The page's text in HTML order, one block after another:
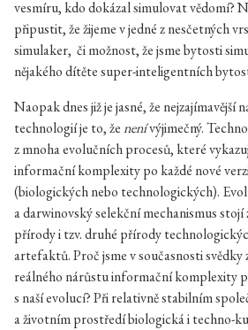
vesmíru, kdo dokázal simulovat vědomí?
připustit, že žijeme v jedné z nesčetných
simulaker, či možnost, že jsme bytosti
nějakého dítěte super-inteligentních
Naopak dnes již je jasné, že nejzajímavější
technologií je to, ženenívýjimečný.
z mnoha evolučních procesů, které
informační komplexity po každé nové
(biologických nebo technologických).
a darwinovský selekční mechanismus stojí
přírody i tzv. druhé přírody
artefaktů. Proč jsme v současnosti svědky
reálného nárůstu informační komplexity
s naší evolucí? Při relativně stabilním
a životním prostředí biologická i techno-